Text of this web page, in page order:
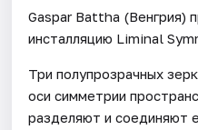
Gaspar Battha (Венгрия)
инсталляцию Liminal
Три полупрозрачных
оси симметрии
разделяют и соединяют